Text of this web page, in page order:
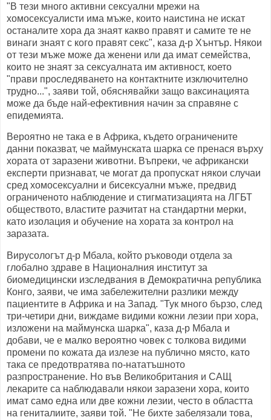
"В тези много активни сексуални мрежи на
хомосексуалисти има мъже, които наистина не искат
останалите хора да знаят какво правят и самите те не
винаги знаят с кого правят секс", каза д-р Хънтър. Някои
от тези мъже може да женени или да имат семейства,
които не знаят за сексуалната им активност, което
"прави проследяването на контактните изключително
трудно...", заяви той, обяснявайки защо ваксинацията
може да бъде най-ефективния начин за справяне с
епидемията.
Вероятно не така е в Африка, където ограничените
данни показват, че маймунската шарка се пренася върху
хората от заразени животни. Въпреки, че африкански
експерти признават, че могат да пропускат някои случаи
сред хомосексуални и бисексуални мъже, предвид
ограниченото наблюдение и стигматизацията на ЛГБТ
обществото, властите разчитат на стандартни мерки,
като изолация и обучение на хората за контрол на
заразата.
Вирусологът д-р Мбала, който ръководи отдела за
глобално здраве в Националния институт за
биомедицински изследвания в Демократична република
Конго, заяви, че има забележителни разлики между
пациентите в Африка и на Запад. "Тук много бързо, след
три-четири дни, виждаме видими кожни лезии при хора,
изложени на маймунска шарка", каза д-р Мбала и
добави, че е малко вероятно човек с толкова видими
промени по кожата да излезе на публично място, като
така се предотвратява по-нататъшното
разпространение. Но във Великобритания и САЩ
лекарите са наблюдавали някои заразени хора, които
имат само една или две кожни лезии, често в областта
на гениталиите, заяви той. "Не бихте забелязали това,